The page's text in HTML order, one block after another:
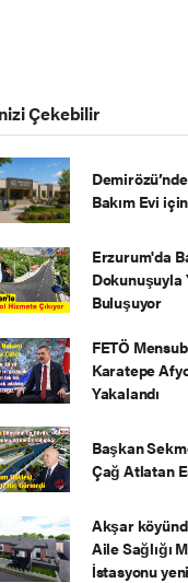
Çekebilir
Bakım Evi
Erzurum'da
Dokunuşuyla
Buluşuyor
FETÖ
Karatepe
Yakalandı
Başkan
Çağ Atlatan
Akşar
Aile Sağlığı
İstasyonu